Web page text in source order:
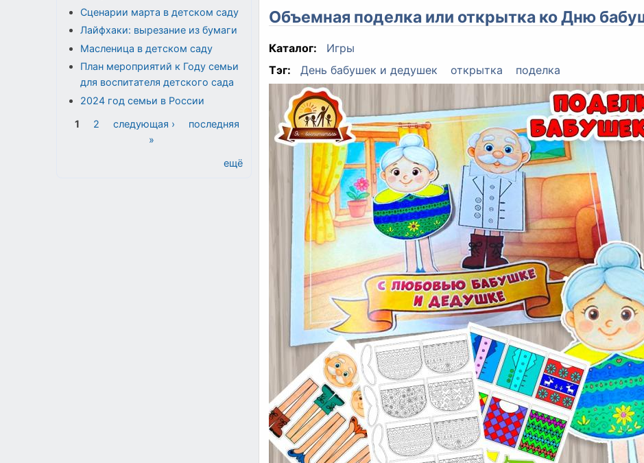
Объемная поделка или открытка ко Дню
Каталог:
Игры
Тэг:
День бабушек и дедушек открытка поделка
Сценарии марта в детском саду
Лайфхаки: вырезание из бумаги
Масленица в детском саду
План мероприятий к Году семьи
для воспитателя детского сада
2024 год семьи в России
Страницы
1 2 следующая ›
последняя
»
ещё